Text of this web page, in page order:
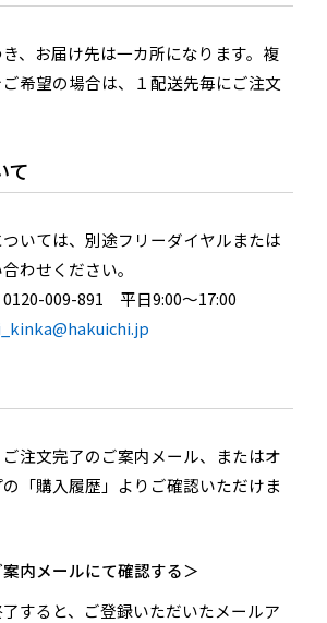
、お届け先は一カ所になります。複
希望の場合は、１配送先毎にご注文
て
いては、別途フリーダイヤルまたは
わせください。
0120-009-891 平日9:00～17:00
注文完了のご案内メール、またはオ
「購入履歴」よりご確認いただけま
内メールにて確認する＞
すると、ご登録いただいたメールア